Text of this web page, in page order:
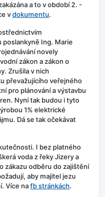
a to v období 2. -
vdokumentu.
poslankyně Ing. Marie
novely
zákon a zákon o
Zrušila v nich
převažujícího veřejného
pro plánování a výstavbu
Nyní tak budou i tyto
1% elektrické
Dá se tak očekávat
I bez platného
voda z řeky Jizery a
zákazu odběru do zajištění
aby majitel jezu
Více nafb stránkách.